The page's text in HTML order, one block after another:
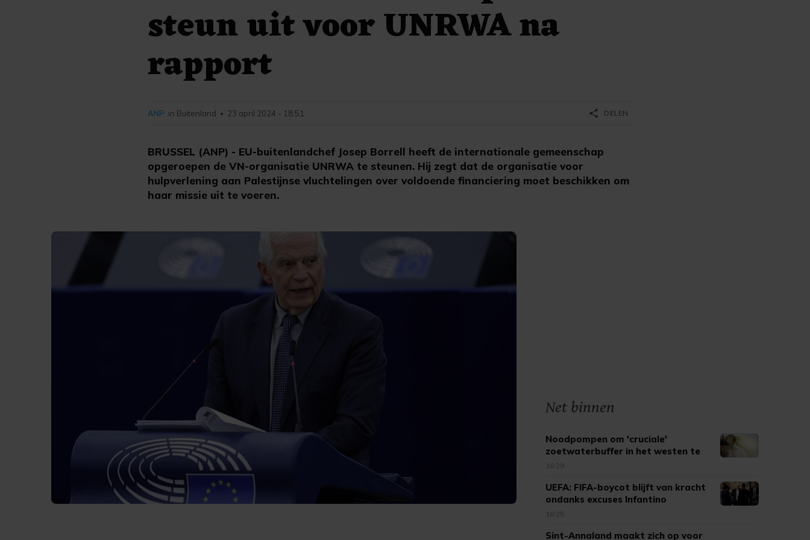
steun uit voor UNRWA na
rapport
BRUSSEL (ANP) - EU-buitenlandchef Josep Borrell heeft de internationale gemeenschap
opgeroepen de VN-organisatie UNRWA te steunen. Hij zegt dat de organisatie voor
hulpverlening aan Palestijnse vluchtelingen over voldoende financiering moet beschikken om
haar missie uit te voeren.
ANP in Buitenland • 23 april 2024 - 18:51 share DELEN
Net binnen
Noodpompen om 'cruciale'
zoetwaterbuffer in het westen te
voeden
16:29
UEFA: FIFA-boycot blijft van kracht
ondanks excuses Infantino
16:25
Sint-Annaland maakt zich op voor